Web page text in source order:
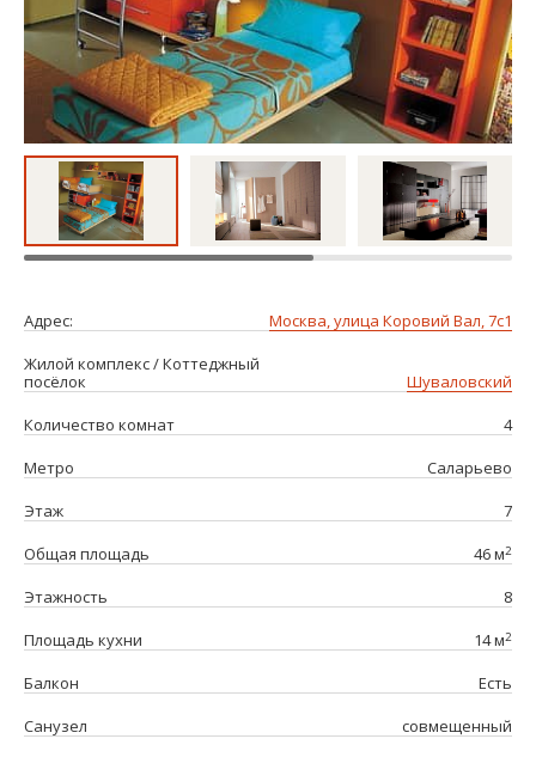
Адрес:
Москва, улица Коровий Вал, 7с1
Жилой комплекс / Коттеджный
посёлок
Шуваловский
Количество комнат
4
Метро
Саларьево
Этаж
7
Общая площадь
46 м2
Этажность
8
Площадь кухни
14 м2
Балкон
Есть
Санузел
совмещенный